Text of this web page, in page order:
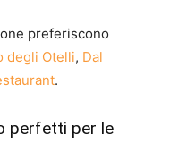
preferiscono
degli Otelli, Dal
.
perfetti per le